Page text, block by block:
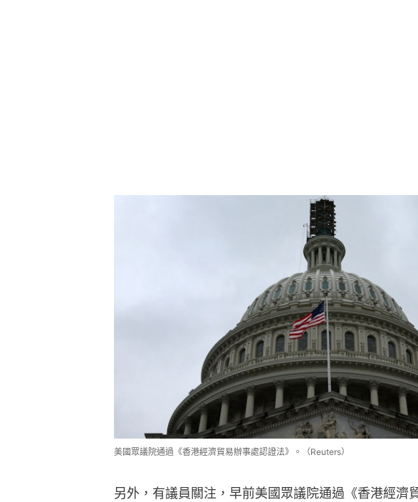
美國眾議院通過《香港經濟貿易辦事處認證法》。（Reuters）
另外，有議員關注，早前美國眾議院通過《香港經濟